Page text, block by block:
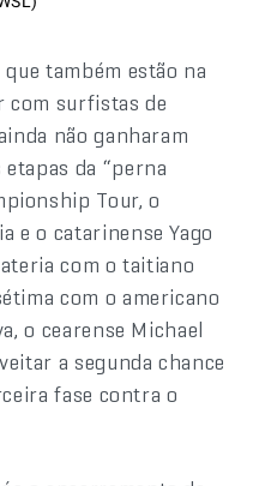
também estão na
com surfistas de
não ganharam
da “perna
Tour, o
e o catarinense Yago
com o taitiano
com o americano
o cearense Michael
a segunda chance
fase contra o